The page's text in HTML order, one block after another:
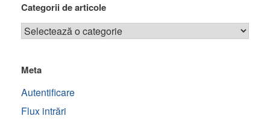
Categorii de articole
Meta
Autentificare
Flux intrări